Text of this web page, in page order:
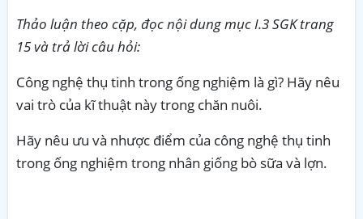
Thảo luận theo cặp, đọc nội dung mục I.3 SGK trang
15 và trả lời câu hỏi:
Công nghệ thụ tinh trong ống nghiệm là gì? Hãy nêu
vai trò của kĩ thuật này trong chăn nuôi.
Hãy nêu ưu và nhược điểm của công nghệ thụ tinh
trong ống nghiệm trong nhân giống bò sữa và lợn.